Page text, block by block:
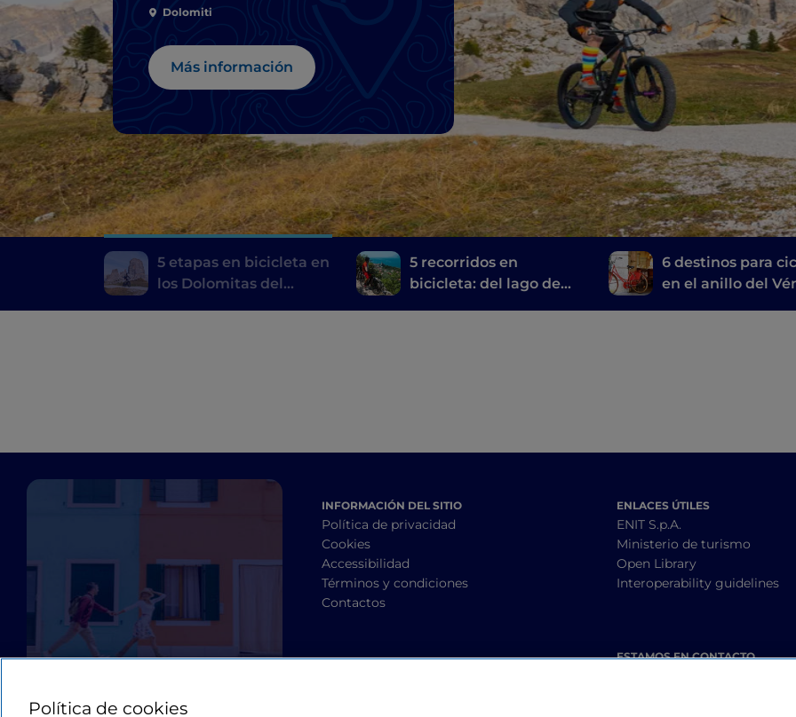
Dolomiti
Más información
5 etapas en bicicleta en
los Dolomitas del
5 recorridos en
bicicleta: del lago de
6 destinos para
en el anillo del
INFORMACIÓN DEL SITIO
Política de privacidad
Cookies
Accessibilidad
Términos y condiciones
Contactos
ENLACES ÚTILES
ENIT S.p.A.
Ministerio de turismo
Open Library
Interoperability guidelines
ESTAMOS EN CONTACTO
Política de cookies